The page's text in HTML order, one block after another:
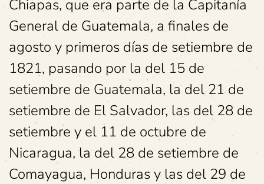
Chiapas, que era parte de la Capitanía
General de Guatemala, a finales de
agosto y primeros días de setiembre de
1821, pasando por la del 15 de
setiembre de Guatemala, la del 21 de
setiembre de El Salvador, las del 28 de
setiembre y el 11 de octubre de
Nicaragua, la del 28 de setiembre de
Comayagua, Honduras y las del 29 de